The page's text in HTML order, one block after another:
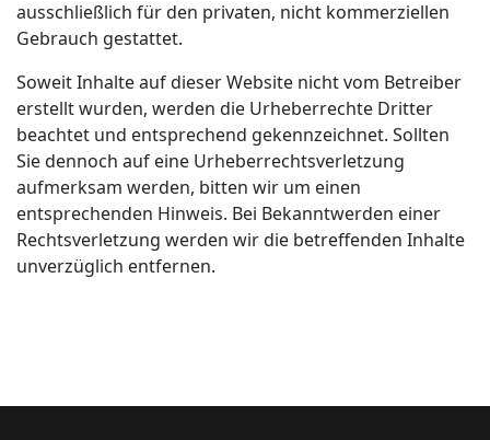
ausschließlich für den privaten, nicht kommerziellen
Gebrauch gestattet.
Soweit Inhalte auf dieser Website nicht vom Betreiber
erstellt wurden, werden die Urheberrechte Dritter
beachtet und entsprechend gekennzeichnet. Sollten
Sie dennoch auf eine Urheberrechtsverletzung
aufmerksam werden, bitten wir um einen
entsprechenden Hinweis. Bei Bekanntwerden einer
Rechtsverletzung werden wir die betreffenden Inhalte
unverzüglich entfernen.